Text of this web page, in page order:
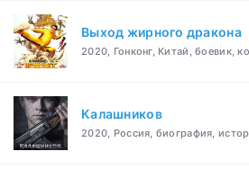
Выход жирного дракона
2020, Гонконг, Китай, боевик,
Калашников
2020, Россия, биография,